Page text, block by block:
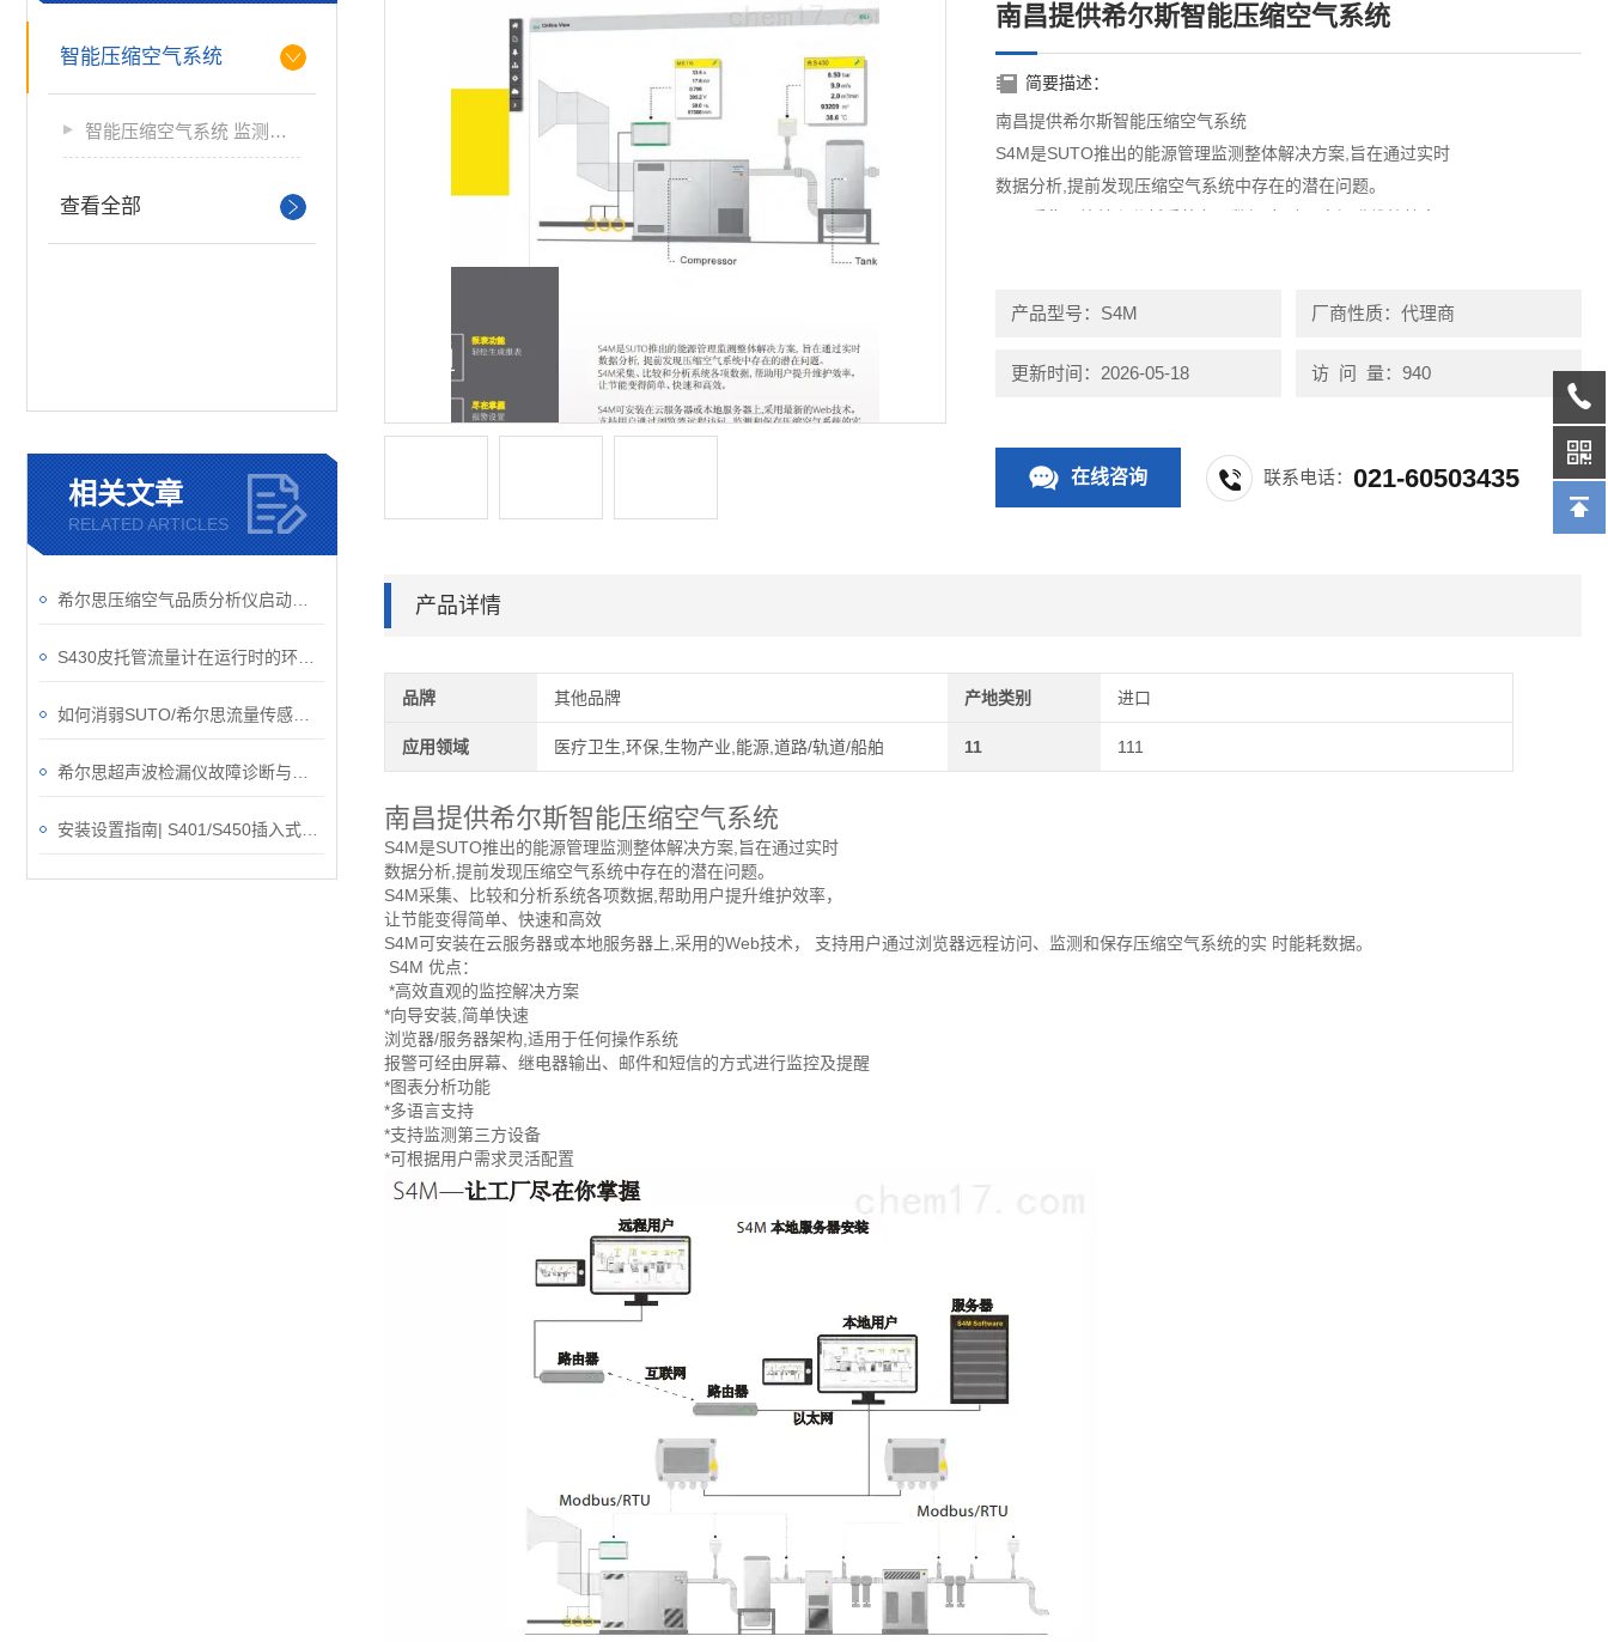
智能压缩空气系统
智能压缩空气系统 监测软件
查看全部
相关文章
RELATED ARTICLES
南昌提供希尔斯智能压缩空气系统
简要描述：
南昌提供希尔斯智能压缩空气系统
S4M是SUTO推出的能源管理监测整体解决方案,旨在通过实时
数据分析,提前发现压缩空气系统中存在的潜在问题。
产品型号：S4M 厂商性质：代理商
更新时间：2026-05-18 访 问 量：940
在线咨询 联系电话：021-60503435
产品详情
品牌 其他品牌 产地类别 进口
应用领域 医疗卫生,环保,生物产业,能源,道路/轨道/船舶 11 111
南昌提供希尔斯智能压缩空气系统
S4M是SUTO推出的能源管理监测整体解决方案,旨在通过实时
数据分析,提前发现压缩空气系统中存在的潜在问题。
S4M采集、比较和分析系统各项数据,帮助用户提升维护效率，
让节能变得简单、快速和高效
S4M可安装在云服务器或本地服务器上,采用的Web技术， 支持用户通过浏览器远程访问、监测和保存压缩空气系统的实 时能耗数据。
S4M 优点：
*高效直观的监控解决方案
*向导安装,简单快速
浏览器/服务器架构,适用于任何操作系统
报警可经由屏幕、继电器输出、邮件和短信的方式进行监控及提醒
*图表分析功能
*多语言支持
*支持监测第三方设备
*可根据用户需求灵活配置